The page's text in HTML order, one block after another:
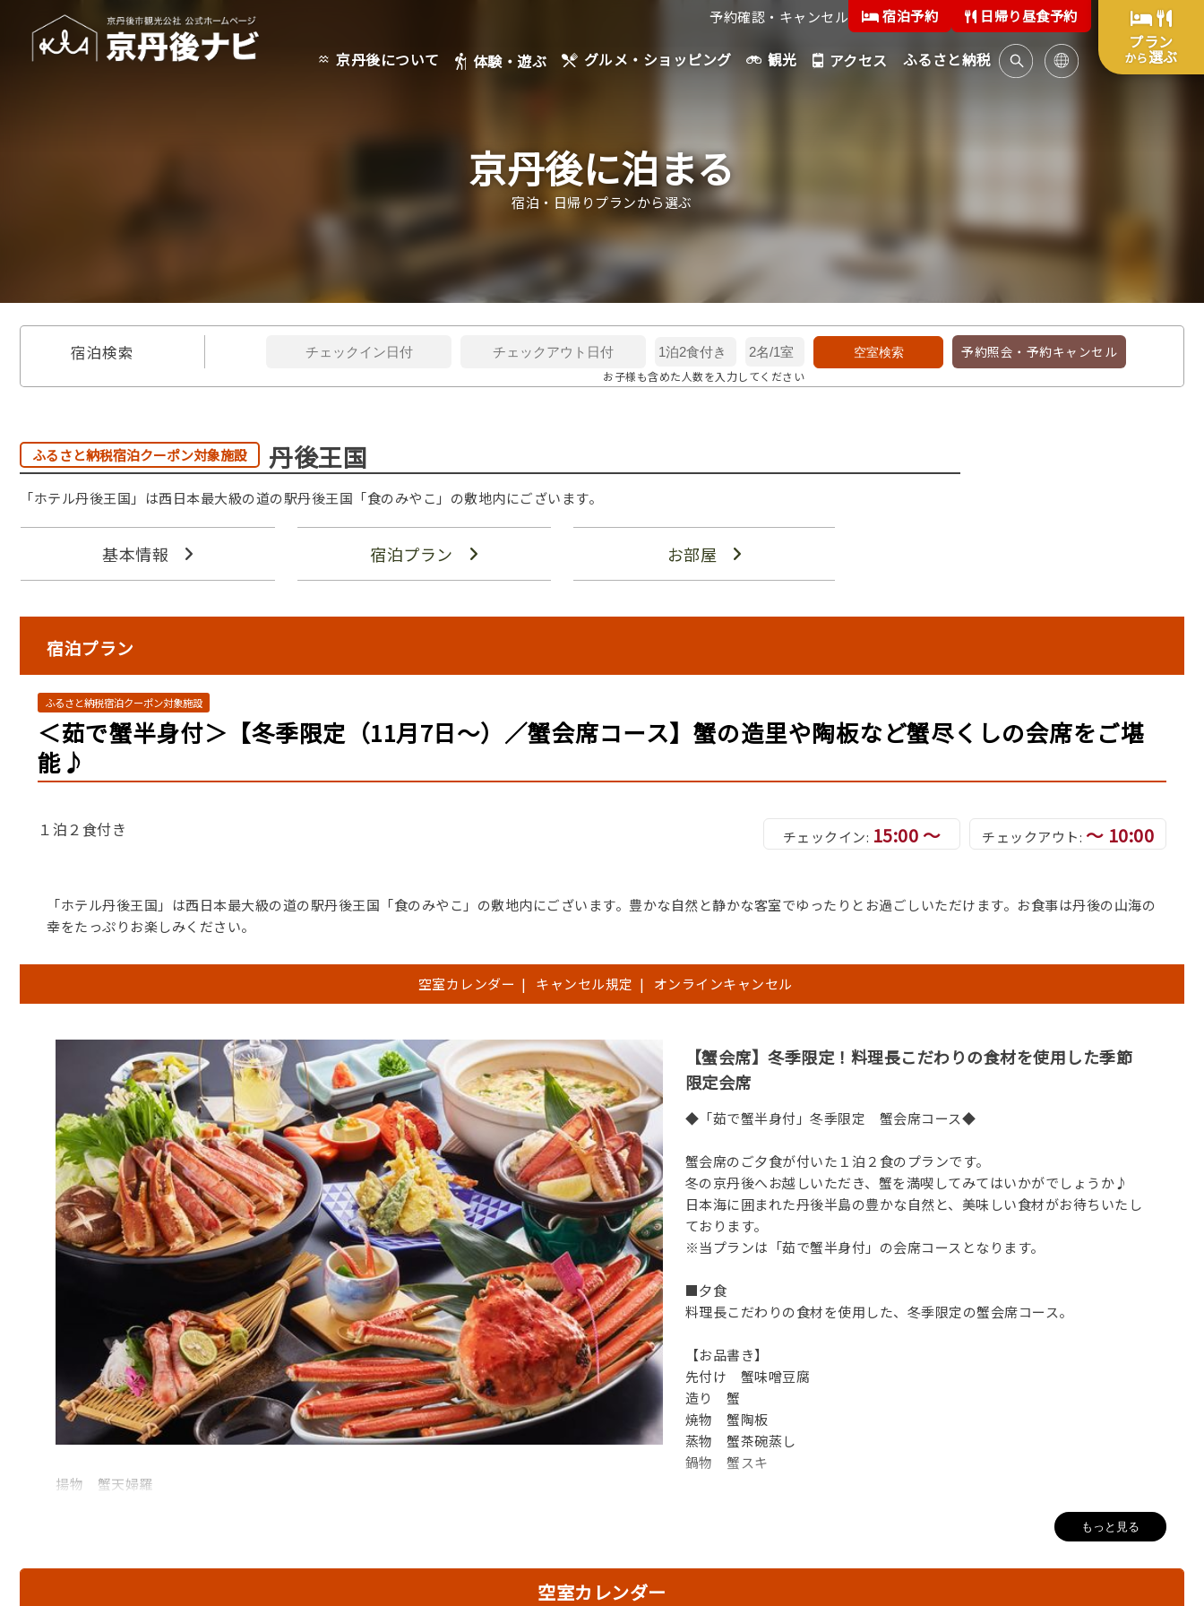
予約確認・キャンセル 宿泊予約 日帰り昼食予約
京丹後について 体験・遊ぶ グルメ・ショッピング 観光 アクセス ふるさと納税
プラン
から選ぶ
京丹後に泊まる
宿泊・日帰りプランから選ぶ
宿泊検索
お子様も含めた人数を入力してください
予約照会・予約キャンセル
ふるさと納税宿泊クーポン対象施設 丹後王国
「ホテル丹後王国」は西日本最大級の道の駅丹後王国「食のみやこ」の敷地内にございます。
基本情報 宿泊プラン お部屋
宿泊プラン
ふるさと納税宿泊クーポン対象施設
＜茹で蟹半身付＞【冬季限定（11月7日～）／蟹会席コース】蟹の造里や陶板など蟹尽くしの会席をご堪
能♪
１泊２食付き チェックイン: 15:00 ～ チェックアウト: ～ 10:00
「ホテル丹後王国」は西日本最大級の道の駅丹後王国「食のみやこ」の敷地内にございます。豊かな自然と静かな客室でゆったりとお過ごしいただけます。お食事は丹後の山海の
幸をたっぷりお楽しみください。
空室カレンダー | キャンセル規定 | オンラインキャンセル
【蟹会席】冬季限定！料理長こだわりの食材を使用した季節
限定会席
◆「茹で蟹半身付」冬季限定 蟹会席コース◆
蟹会席のご夕食が付いた１泊２食のプランです。
冬の京丹後へお越しいただき、蟹を満喫してみてはいかがでしょうか♪
日本海に囲まれた丹後半島の豊かな自然と、美味しい食材がお待ちいたし
ております。
※当プランは「茹で蟹半身付」の会席コースとなります。
■夕食
料理長こだわりの食材を使用した、冬季限定の蟹会席コース。
【お品書き】
先付け 蟹味噌豆腐
造り 蟹
焼物 蟹陶板
蒸物 蟹茶碗蒸し
鍋物 蟹スキ
揚物 蟹天婦羅
もっと見る
空室カレンダー